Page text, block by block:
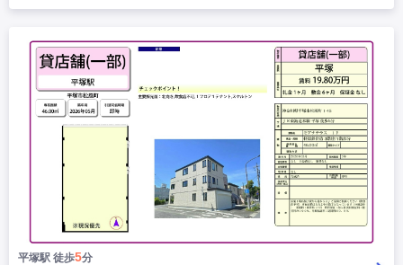
平塚駅 徒歩5分